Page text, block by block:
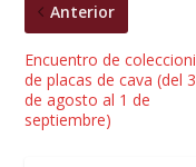
Anterior
Encuentro de
de placas de cava (del
de agosto al 1 de
septiembre)